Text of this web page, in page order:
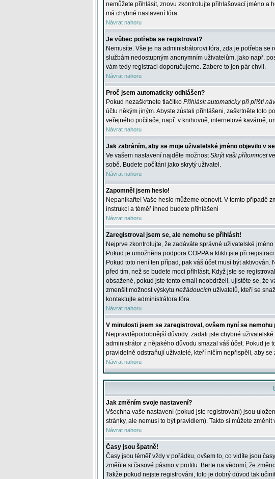
nemůžete přihlásit, znovu zkontrolujte přihlašovací jméno a
má chybné nastavení fóra.
Návrat nahoru
Je vůbec potřeba se registrovat?
Nemusíte. Vše je na administrátorovi fóra, zda je potřeba
službám nedostupným anonymním uživatelům, jako např.
vám tedy registraci doporučujeme. Zabere to jen pár chvil.
Návrat nahoru
Proč jsem automaticky odhlášen?
Pokud nezaškrtnete tlačítko Přihlásit automaticky při příští
účtu někým jiným. Abyste zůstali přihlášeni, zaškrtněte toto
veřejného počítače, např. v knihovně, internetové kavárně,
Návrat nahoru
Jak zabráním, aby se moje uživatelské jméno objevilo v
Ve vašem nastavení najděte možnostSkrýt vaši přítomnost
sobě. Budete počítáni jako skrytý uživatel.
Návrat nahoru
Zapomněl jsem heslo!
Nepanikařte! Vaše heslo můžeme obnovit. V tomto případě
instrukcí a téměř ihned budete přihlášeni
Návrat nahoru
Zaregistroval jsem se, ale nemohu se přihlásit!
Nejprve zkontrolujte, že zadáváte správné uživatelské
Pokud je umožněna podpora COPPA a klikli jste při
Pokud toto není ten případ, pak váš účet musí být
před tím, než se budete moci přihlásit. Když jste se
obsažené, pokud jste tento email neobdrželi, ujistěte se, že
zmenšit možnost výskytu nežádoucích uživatelů, kteří se
kontaktujte administrátora fóra.
Návrat nahoru
V minulosti jsem se zaregistroval, ovšem nyní se nemohu
Nejpravděpodobnější důvody: zadali jste chybné
administrátor z nějakého důvodu smazal váš účet. Pokud je
pravidelně odstraňují uživatelé, kteří ničím nepřispěli, aby
Návrat nahoru
Jak změním svoje nastavení?
Všechna vaše nastavení (pokud jste registrováni) jsou
stránky, ale nemusí to být pravidlem). Takto si můžete změnit
Návrat nahoru
Časy jsou špatně!
Časy jsou téměř vždy v pořádku, ovšem to, co vidíte jsou
změňte si časové pásmo v profilu. Berte na vědomí, že
Takže pokud nejste registrováni, toto je dobrý důvod tak